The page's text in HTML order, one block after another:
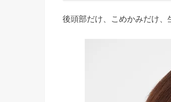
①
後頭部だけ、こめかみだけ、